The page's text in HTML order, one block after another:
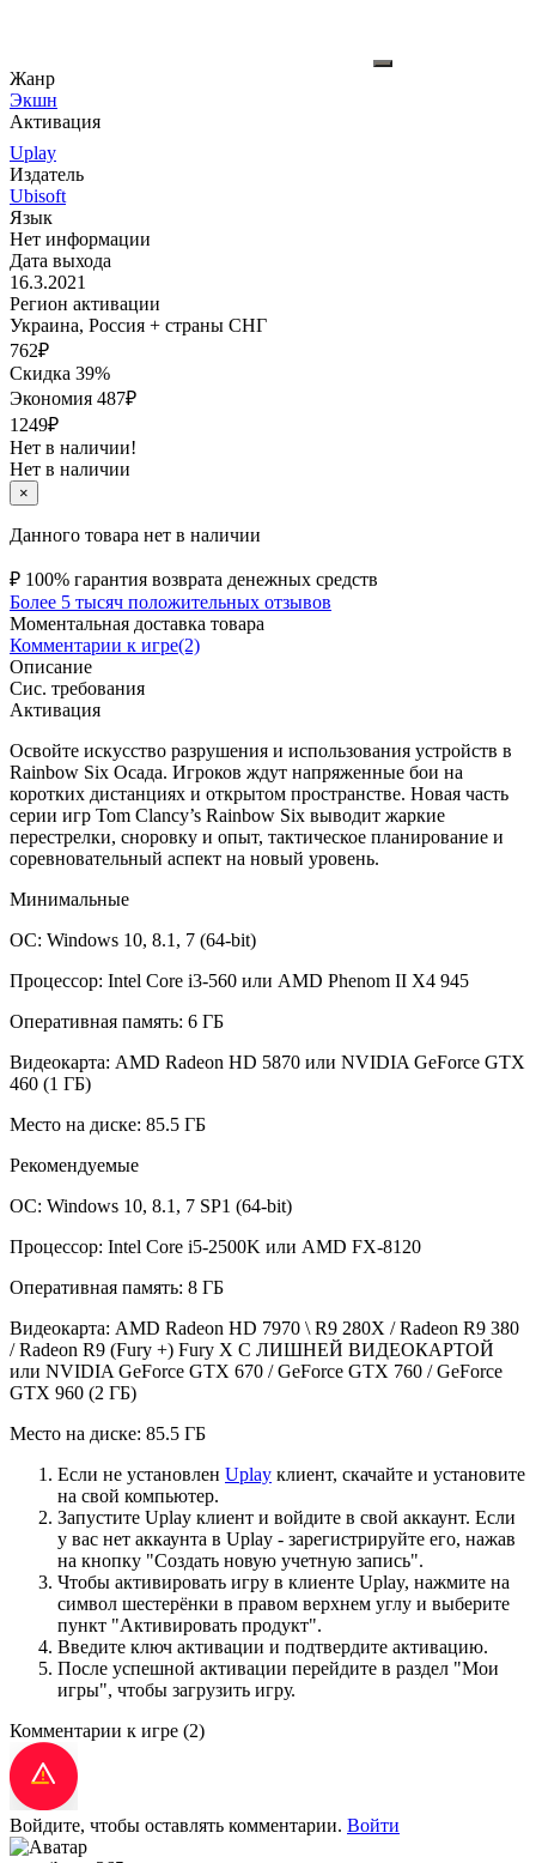
Жанр
Экшн
Активация
Uplay
Издатель
Ubisoft
Язык
Нет информации
Дата выхода
16.3.2021
Регион активации
Украина, Россия + страны СНГ
762₽
Скидка 39%
Экономия 487₽
1249₽
Нет в наличии!
Нет в наличии
×
Данного товара нет в наличии
₽ 100% гарантия возврата денежных средств
Более 5 тысяч положительных отзывов
Моментальная доставка товара
Комментарии к игре(2)
Описание
Сис. требования
Активация
Освойте искусство разрушения и использования устройств в
Rainbow Six Осада. Игроков ждут напряженные бои на
коротких дистанциях и открытом пространстве. Новая часть
серии игр Tom Clancy’s Rainbow Six выводит жаркие
перестрелки, сноровку и опыт, тактическое планирование и
соревновательный аспект на новый уровень.
Минимальные
ОС: Windows 10, 8.1, 7 (64-bit)
Процессор: Intel Core i3-560 или AMD Phenom II X4 945
Оперативная память: 6 ГБ
Видеокарта: AMD Radeon HD 5870 или NVIDIA GeForce GTX
460 (1 ГБ)
Место на диске: 85.5 ГБ
Рекомендуемые
ОС: Windows 10, 8.1, 7 SP1 (64-bit)
Процессор: Intel Core i5-2500K или AMD FX-8120
Оперативная память: 8 ГБ
Видеокарта: AMD Radeon HD 7970 \ R9 280X / Radeon R9 380
/ Radeon R9 (Fury +) Fury X С ЛИШНЕЙ ВИДЕОКАРТОЙ
или NVIDIA GeForce GTX 670 / GeForce GTX 760 / GeForce
GTX 960 (2 ГБ)
Место на диске: 85.5 ГБ
Если не установлен Uplay клиент, скачайте и установите
на свой компьютер.
Запустите Uplay клиент и войдите в свой аккаунт. Если
у вас нет аккаунта в Uplay - зарегистрируйте его, нажав
на кнопку "Создать новую учетную запись".
Чтобы активировать игру в клиенте Uplay, нажмите на
символ шестерёнки в правом верхнем углу и выберите
пункт "Активировать продукт".
Введите ключ активации и подтвердите активацию.
После успешной активации перейдите в раздел "Мои
игры", чтобы загрузить игру.
Комментарии к игре (2)
Войдите, чтобы оставлять комментарии. Войти